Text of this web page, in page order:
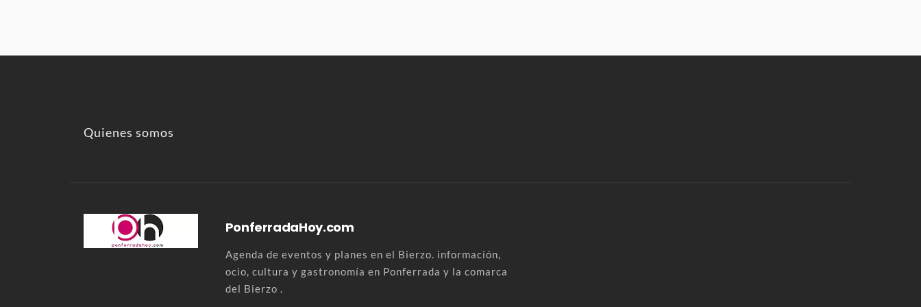
Quienes somos
PonferradaHoy.com
Agenda de eventos y planes en el Bierzo. información,
ocio, cultura y gastronomía en Ponferrada y la comarca
del Bierzo .